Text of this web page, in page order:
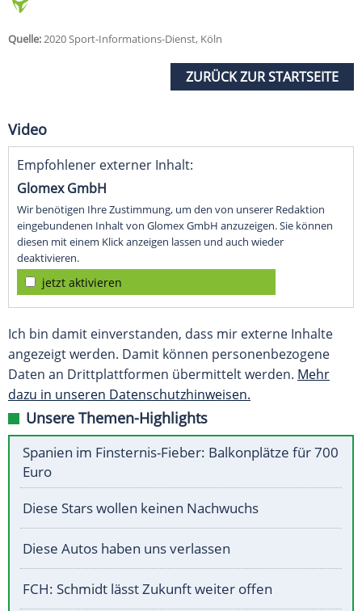
Quelle:2020 Sport-Informations-Dienst, Köln
ZURÜCK ZUR STARTSEITE
Video
Empfohlener externer Inhalt:
Glomex GmbH
Wir benötigen Ihre Zustimmung, um den von unserer Redaktion
eingebundenen Inhalt von Glomex GmbH anzuzeigen. Sie können
diesen mit einem Klick anzeigen lassen und auch wieder
deaktivieren.
jetzt aktivieren
Ich bin damit einverstanden, dass mir externe Inhalte
angezeigt werden. Damit können personenbezogene
Daten an Drittplattformen übermittelt werden. Mehr
dazu in unseren Datenschutzhinweisen.
Unsere Themen-Highlights
Spanien im Finsternis-Fieber: Balkonplätze für 700
Euro
Diese Stars wollen keinen Nachwuchs
Diese Autos haben uns verlassen
FCH: Schmidt lässt Zukunft weiter offen